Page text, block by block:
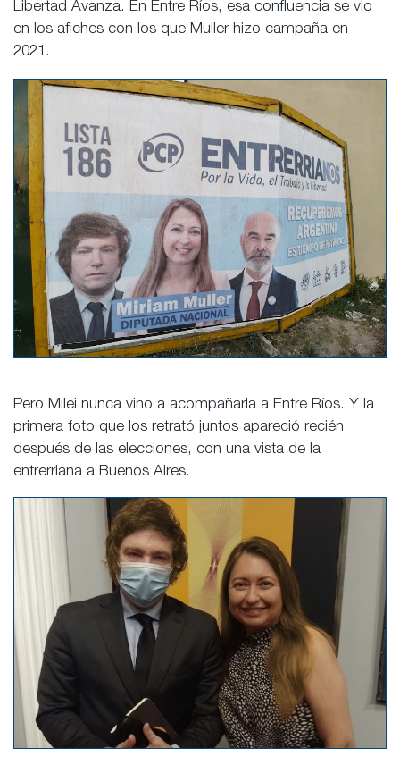
Libertad Avanza. En Entre Ríos, esa confluencia se vio
en los afiches con los que Muller hizo campaña en
2021.
Pero Milei nunca vino a acompañarla a Entre Ríos. Y la
primera foto que los retrató juntos apareció recién
después de las elecciones, con una vista de la
entrerriana a Buenos Aires.